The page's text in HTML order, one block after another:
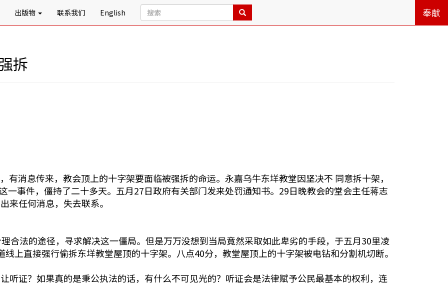
出版物 联系我们 English 奉献
拆
有消息传来，教会顶上的十字架要面临被强拆的命运。永嘉乌牛东垟教堂因坚决不 同意拆十架，
一事件，僵持了二十多天。五月27日政府有关部门发来处罚通知书。29日晚教会的堂会主任蒋志
来任何消息，失去联系。
合法的途径，寻求解决这一僵局。但是万万没想到当局竟然采取如此卑劣的手段，于五月30里凌
上直接强行偷拆东垟教堂屋顶的十字架。八点40分，教堂屋顶上的十字架被电钻和分割机切断。
听证？如果真的是秉公执法的话，有什么不可见光的？听证会是法律赋予公民最基本的权利，连